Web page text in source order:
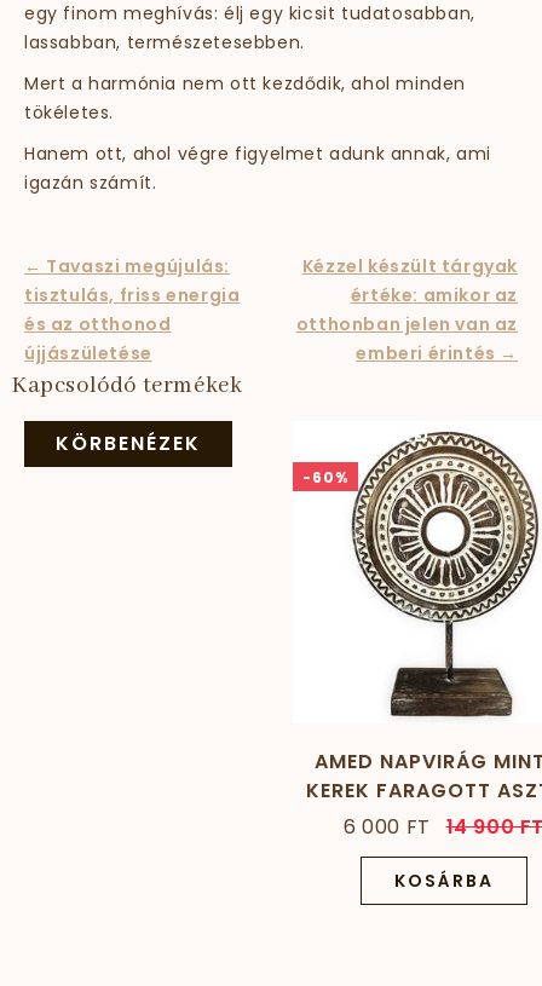
egy finom meghívás: élj egy kicsit tudatosabban,
lassabban, természetesebben.
Mert a harmónia nem ott kezdődik, ahol minden
tökéletes.
Hanem ott, ahol végre figyelmet adunk annak, ami
igazán számít.
Kézzel készült tárgyak
értéke: amikor az
otthonban jelen van az
emberi érintés →
← Tavaszi megújulás:
tisztulás, friss energia
és az otthonod
újjászületése
Kapcsolódó termékek
KÖRBENÉZEK
SUMMER SALE!
-60%
AMED NAPVIRÁG
KEREK FARAGOTT
DEKORÁCIÓ
6 000 FT 14 900
KOSÁRBA